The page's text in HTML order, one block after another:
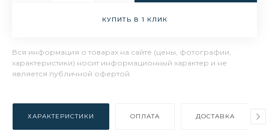
КУПИТЬ В 1 КЛИК
Вся информация о товарах на сайте (цены, фотографии,
характеристики) носит информационный характер и не
является публичной офертой.
ХАРАКТЕРИСТИКИ ОПЛАТА ДОСТАВКА